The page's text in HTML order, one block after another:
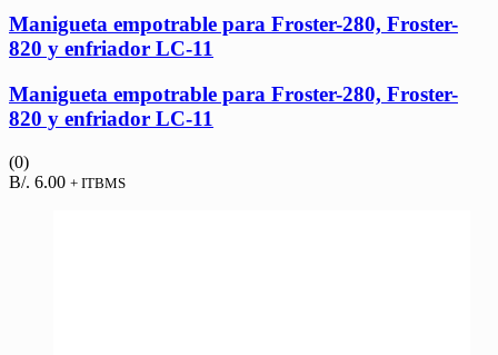
Manigueta empotrable para Froster-280, Froster-
820 y enfriador LC-11
Manigueta empotrable para Froster-280, Froster-
820 y enfriador LC-11
(0)
B/. 6.00 + ITBMS